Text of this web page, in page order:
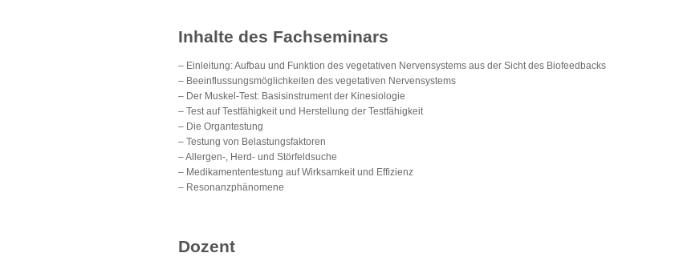
Inhalte des Fachseminars
– Einleitung: Aufbau und Funktion des vegetativen Nervensystems aus der Sicht des Biofeedbacks
– Beeinflussungsmöglichkeiten des vegetativen Nervensystems
– Der Muskel-Test: Basisinstrument der Kinesiologie
– Test auf Testfähigkeit und Herstellung der Testfähigkeit
– Die Organtestung
– Testung von Belastungsfaktoren
– Allergen-, Herd- und Störfeldsuche
– Medikamententestung auf Wirksamkeit und Effizienz
– Resonanzphänomene
Dozent